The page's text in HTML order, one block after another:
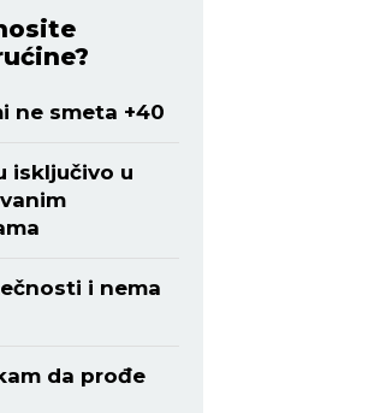
ne smeta +40
isključivo u
i nema
da prođe